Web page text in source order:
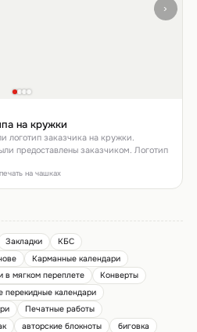
›
на кружки
логотип заказчика на кружки.
предоставлены заказчиком. Логотип
на чашках
Закладки
КБС
Карманные календари
в мягком переплете
Конверты
перекидные календари
Печатные работы
авторские блокноты
биговка